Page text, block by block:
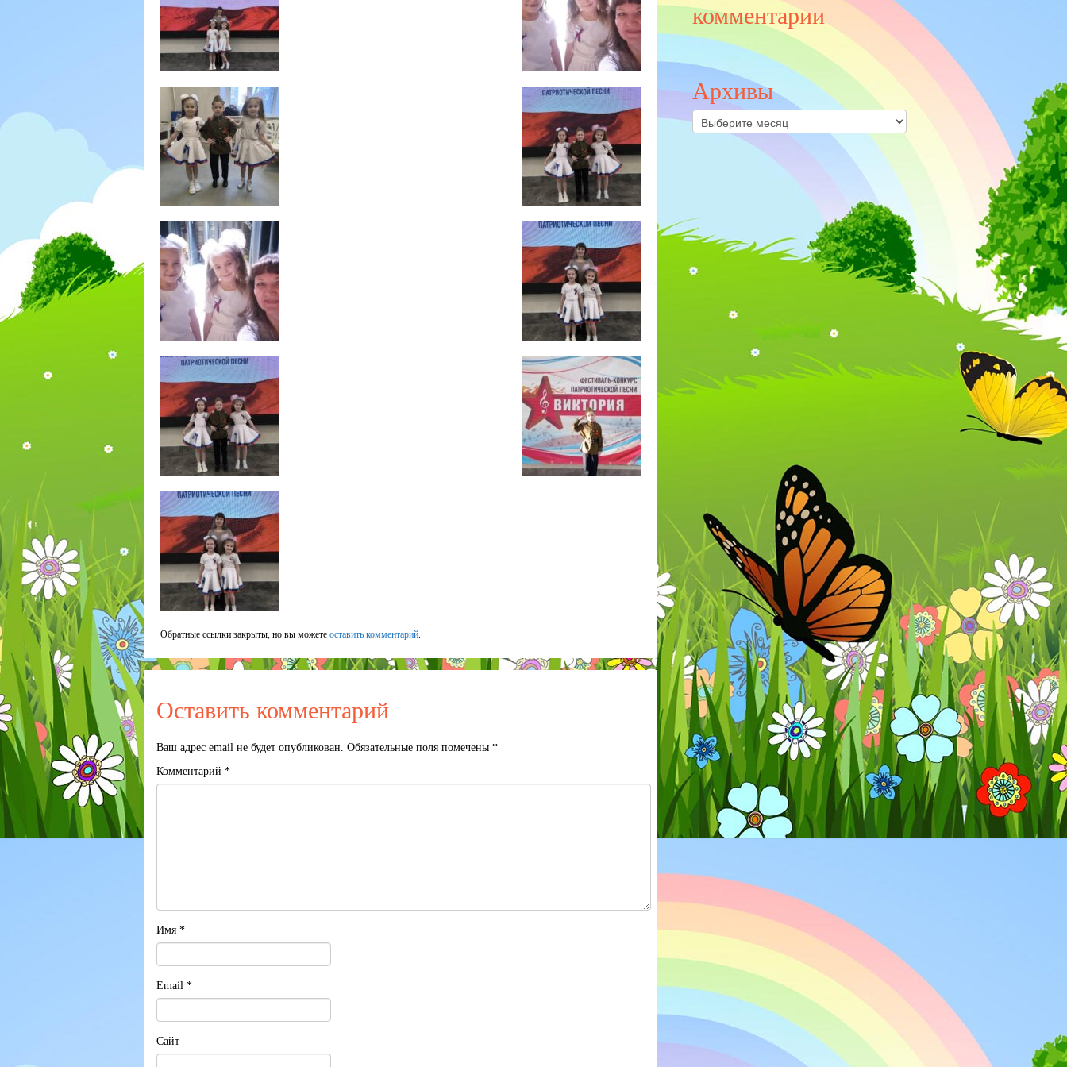
Обратные ссылки закрыты, но вы можете оставить комментарий.
Оставить комментарий
Ваш адрес email не будет опубликован. Обязательные поля помечены *
Комментарий *
Имя *
Email *
Сайт
комментарии
Архивы
Архивы